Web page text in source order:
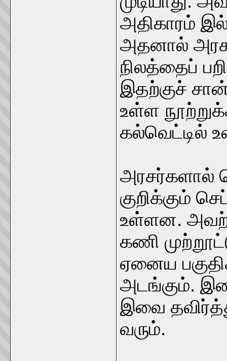
அதிகாரம்
அதனால்
நிலத்தைப்
இதற்குச்
உள்ள
கல்வெட்டில்
அரசர்களால்
குறிக்கும்
உள்ளன.
கணி
ஏனைய
அடங்கும்.
இவை
வரும்.